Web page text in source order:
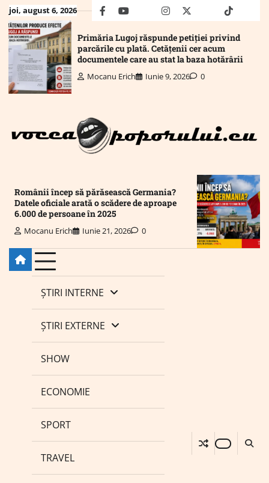
Skip
to
content
joi, august 6, 2026 facebookyoutubeMailinstagram
twitter truthtiktok
Primăria Lugoj răspunde petiției privind
parcările cu plată. Cetățenii cer acum
documentele care au stat la baza hotărârii
Mocanu Erich Iunie 9, 2026 0
Românii încep să părăsească Germania?
Datele oficiale arată o scădere de aproape
6.000 de persoane în 2025
Mocanu Erich Iunie 21, 2026 0
ȘTIRI INTERNE
ȘTIRI EXTERNE
SHOW
ECONOMIE
SPORT
TRAVEL